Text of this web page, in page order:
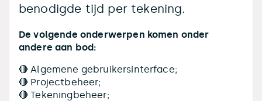
benodigde tijd per tekening.
De volgende onderwerpen komen onder
andere aan bod:
🔴 Algemene gebruikersinterface;
🔴 Projectbeheer;
🔴 Tekeningbeheer;